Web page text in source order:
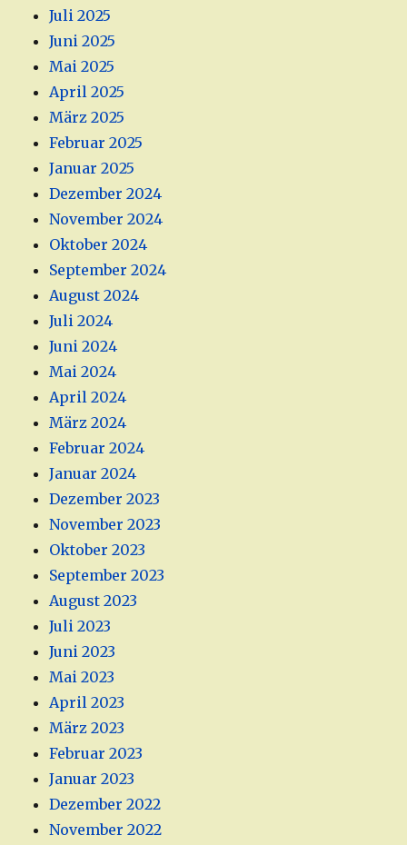
Juli 2025
Juni 2025
Mai 2025
April 2025
März 2025
Februar 2025
Januar 2025
Dezember 2024
November 2024
Oktober 2024
September 2024
August 2024
Juli 2024
Juni 2024
Mai 2024
April 2024
März 2024
Februar 2024
Januar 2024
Dezember 2023
November 2023
Oktober 2023
September 2023
August 2023
Juli 2023
Juni 2023
Mai 2023
April 2023
März 2023
Februar 2023
Januar 2023
Dezember 2022
November 2022